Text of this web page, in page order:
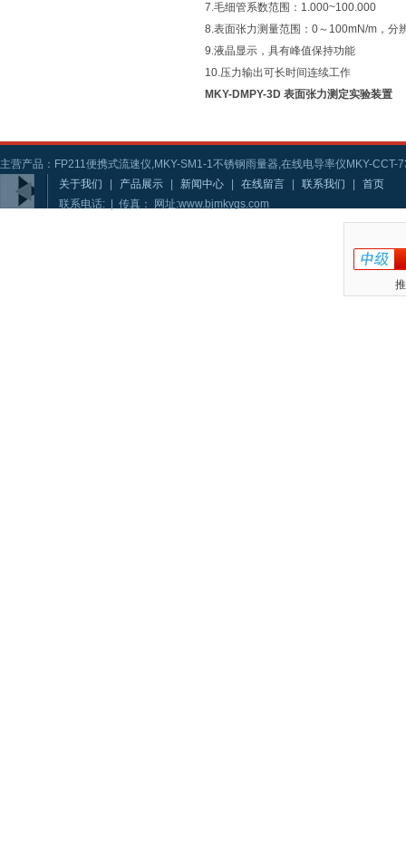
7.毛细管系数范围：1.000~100.000
8.表面张力测量范围：0～100mN/m，分
9.液晶显示，具有峰值保持功能
10.压力输出可长时间连续工作
MKY-DMPY-3D 表面张力测定实验装置
主营产品：FP211便携式流速仪,MKY-SM1-1不锈钢雨量器,在线电导率仪MKY-CCT-
关于我们
产品展示 新闻中心 在线留言 联系我们
首页
联系电话: | 传真： 网址:www.bjmkygs.com